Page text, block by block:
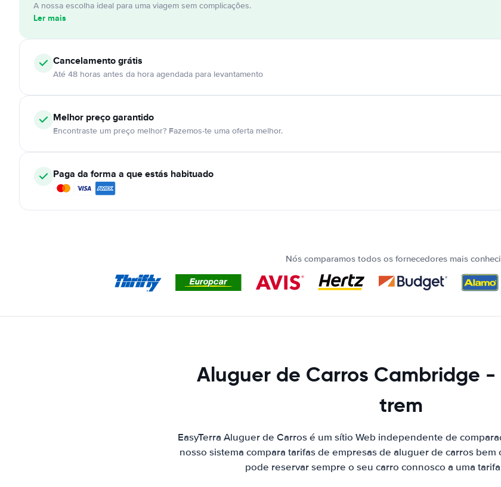
A nossa escolha ideal para uma viagem sem complicações.
Ler mais
Cancelamentográtis
Até 48 horas antes da hora agendada para levantamento
Melhor preço garantido
Encontraste um preço melhor? Fazemos-te uma oferta melhor.
Paga da forma a que estás habituado
Nós comparamos todos os fornecedores mais
Aluguer de Carros Cambridge -
trem
EasyTerra Aluguer de Carros é um sítio Web independente de
nosso sistema compara tarifas de empresas de aluguer de carros bem
pode reservar sempre o seu carro connosco a uma